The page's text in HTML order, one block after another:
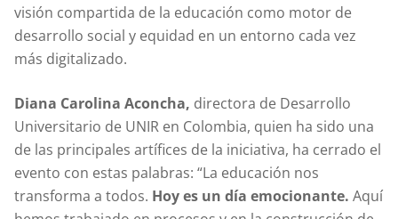
visión compartida de la educación como motor de
desarrollo social y equidad en un entorno cada vez
más digitalizado.
Diana Carolina Aconcha, directora de Desarrollo
Universitario de UNIR en Colombia, quien ha sido una
de las principales artífices de la iniciativa, ha cerrado el
evento con estas palabras: “La educación nos
transforma a todos. Hoy es un día emocionante. Aquí